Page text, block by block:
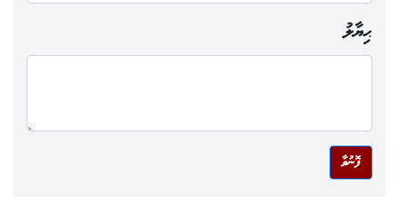
ޙިޔާލު
ފޮނުވާ